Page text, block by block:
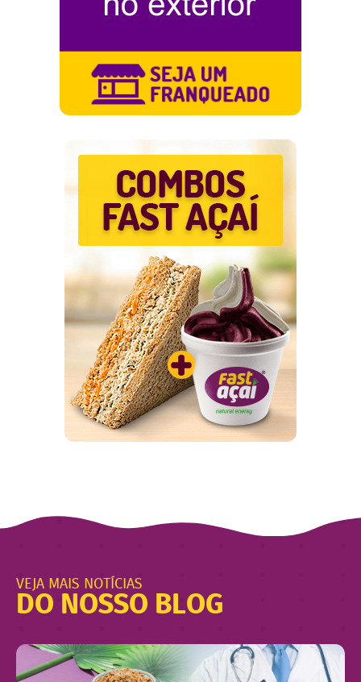
VEJA MAIS NOTÍCIAS
DO NOSSO BLOG